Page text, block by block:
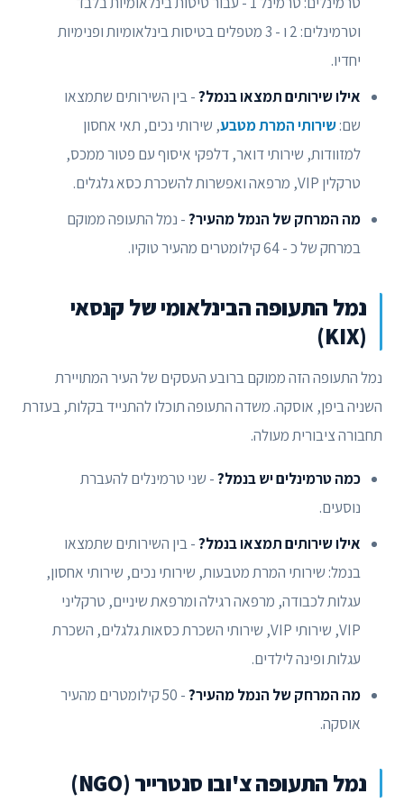
וטרמינלים: 2 ו - 3 מטפלים בטיסות בינלאומיות ופנימיות
יחדיו.
אילו שירותים תמצאו בנמל?- בין השירותים שתמצאו
שם:שירותי המרת מטבע, שירותי נכים, תאי אחסון
למזוודות, שירותי דואר, דלפקי איסוף עם פטור ממכס,
טרקלין VIP, מרפאה ואפשרות להשכרת כסא גלגלים.
מה המרחק של הנמל מהעיר?- נמל התעופה ממוקם
במרחק של כ - 64 קילומטרים מהעיר טוקיו.
נמל התעופה הבינלאומי של קנסאי
(KIX)
נמל התעופה הזה ממוקם ברובע העסקים של העיר המתויירת
השניה ביפן, אוסקה. משדה התעופה תוכלו להתנייד בקלות, בעזרת
תחבורה ציבורית מעולה.
כמה טרמינלים יש בנמל?- שני טרמינלים להעברת
נוסעים.
אילו שירותים תמצאו בנמל?- בין השירותים שתמצאו
בנמל: שירותי המרת מטבעות, שירותי נכים, שירותי אחסון,
עגלות לכבודה, מרפאה רגילה ומרפאת שיניים, טרקליני
VIP, שירותי VIP, שירותי השכרת כסאות גלגלים, השכרת
עגלות ופינה לילדים.
מה המרחק של הנמל מהעיר?
- 50 קילומטרים מהעיר
אוסקה.
נמל התעופה צ'ובו סנטרייר (NGO)